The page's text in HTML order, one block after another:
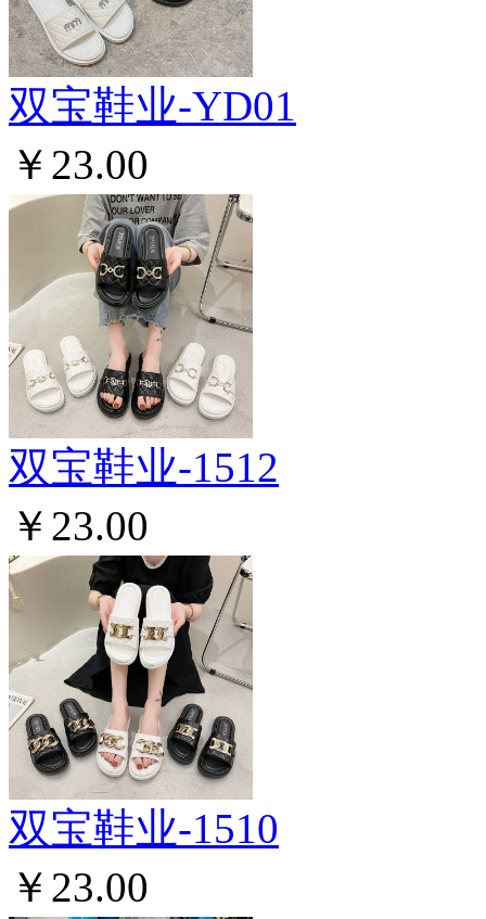
双宝鞋业-YD01
￥23.00
双宝鞋业-1512
￥23.00
双宝鞋业-1510
￥23.00